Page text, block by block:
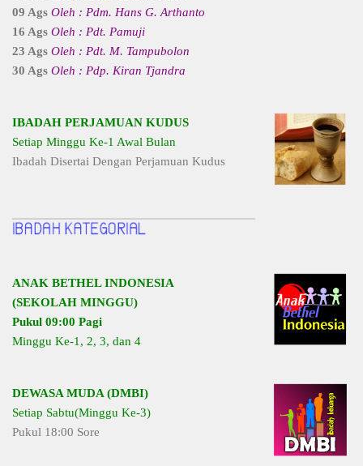
09 Ags Oleh : Pdm. Hans G. Arthanto
16 Ags Oleh : Pdt. Pamuji
23 Ags Oleh : Pdt. M. Tampubolon
30 Ags Oleh : Pdp. Kiran Tjandra
IBADAH PERJAMUAN KUDUS
Setiap Minggu Ke-1 Awal Bulan
Ibadah Disertai Dengan Perjamuan Kudus
ANAK BETHEL INDONESIA
(SEKOLAH MINGGU)
Pukul 09:00 Pagi
Minggu Ke-1, 2, 3, dan 4
DEWASA MUDA (DMBI)
Setiap Sabtu(Minggu Ke-3)
Pukul 18:00 Sore